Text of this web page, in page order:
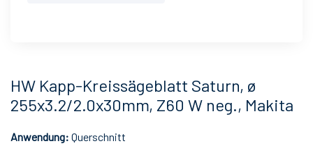
HW Kapp-Kreissägeblatt Saturn, ø
255x3.2/2.0x30mm, Z60 W neg., Makita
Anwendung: Querschnitt